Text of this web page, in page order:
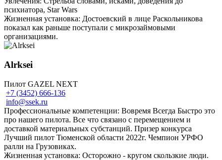
психиатора, Star Wars
Жизненная установка: Достоевский в лице Раскольникова
показал как раньше поступали с микрозаймовыми
организациями.
Alrksei
Пилот GAZEL NEXT
+7 (3452) 666-136
info@ssek.ru
Профессиональные компетенции: Вовремя Всегда Быстро это
про нашего пилота. Все что связано с перемещением и
доставкой материальных субстанций. Призер конкурса
Лучший пилот Тюменской области 2022г. Чемпион УРФО
ралли на Грузовиках.
Жизненная установка: Осторожно - кругом скользкие люди.